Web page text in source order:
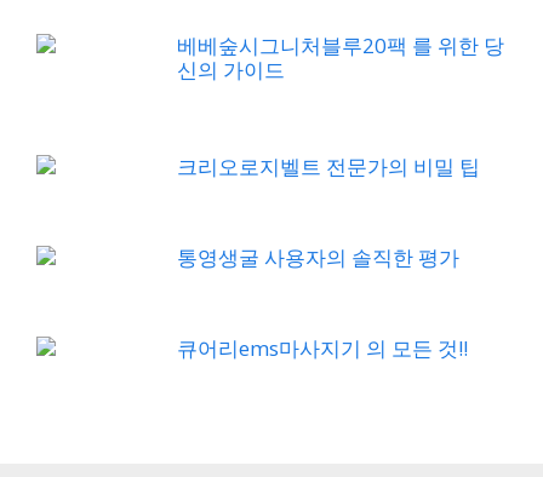
베베숲시그니처블루20팩 를 위한 당
신의 가이드
크리오로지벨트 전문가의 비밀 팁
통영생굴 사용자의 솔직한 평가
큐어리ems마사지기 의 모든 것!!